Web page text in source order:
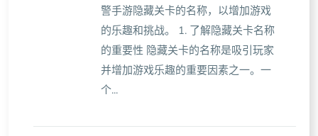
警手游隐藏关卡的名称，以增加游戏
的乐趣和挑战。 1. 了解隐藏关卡名称
的重要性 隐藏关卡的名称是吸引玩家
并增加游戏乐趣的重要因素之一。一
个...